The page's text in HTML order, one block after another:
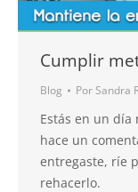
Cumplir
Blog Por Sandra
Estás en un
hace un
entregaste, ríe
rehacerlo.